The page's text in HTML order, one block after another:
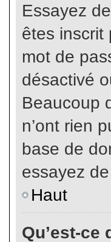
Essayez
êtes inscrit
mot de
désactivé
Beaucoup
n’ont rien
base de
essayez
Haut
Qu’est-ce